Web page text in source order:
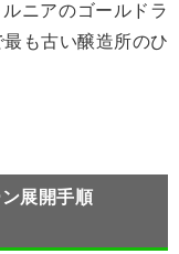
ニアのゴールドラ
も古い醸造所のひ
展開手順